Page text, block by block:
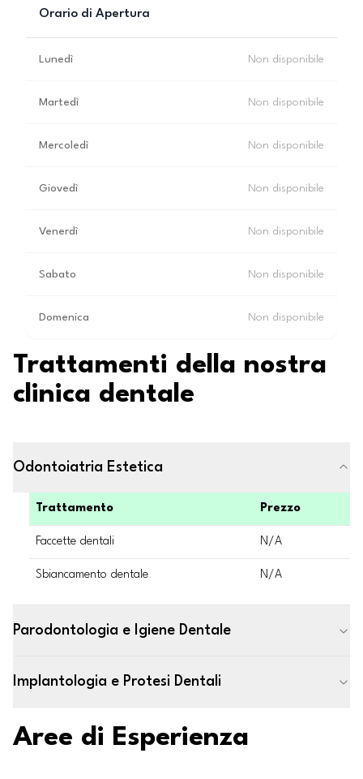
Orario di Apertura
Lunedì Non disponibile
Martedì Non disponibile
Mercoledì Non disponibile
Giovedì Non disponibile
Venerdì Non disponibile
Sabato Non disponibile
Domenica Non disponibile
Trattamenti della nostra
clinica dentale
Odontoiatria Estetica
Trattamento Prezzo
Faccette dentali N/A
Sbiancamento dentale N/A
Parodontologia e Igiene Dentale
Implantologia e Protesi Dentali
Aree di Esperienza